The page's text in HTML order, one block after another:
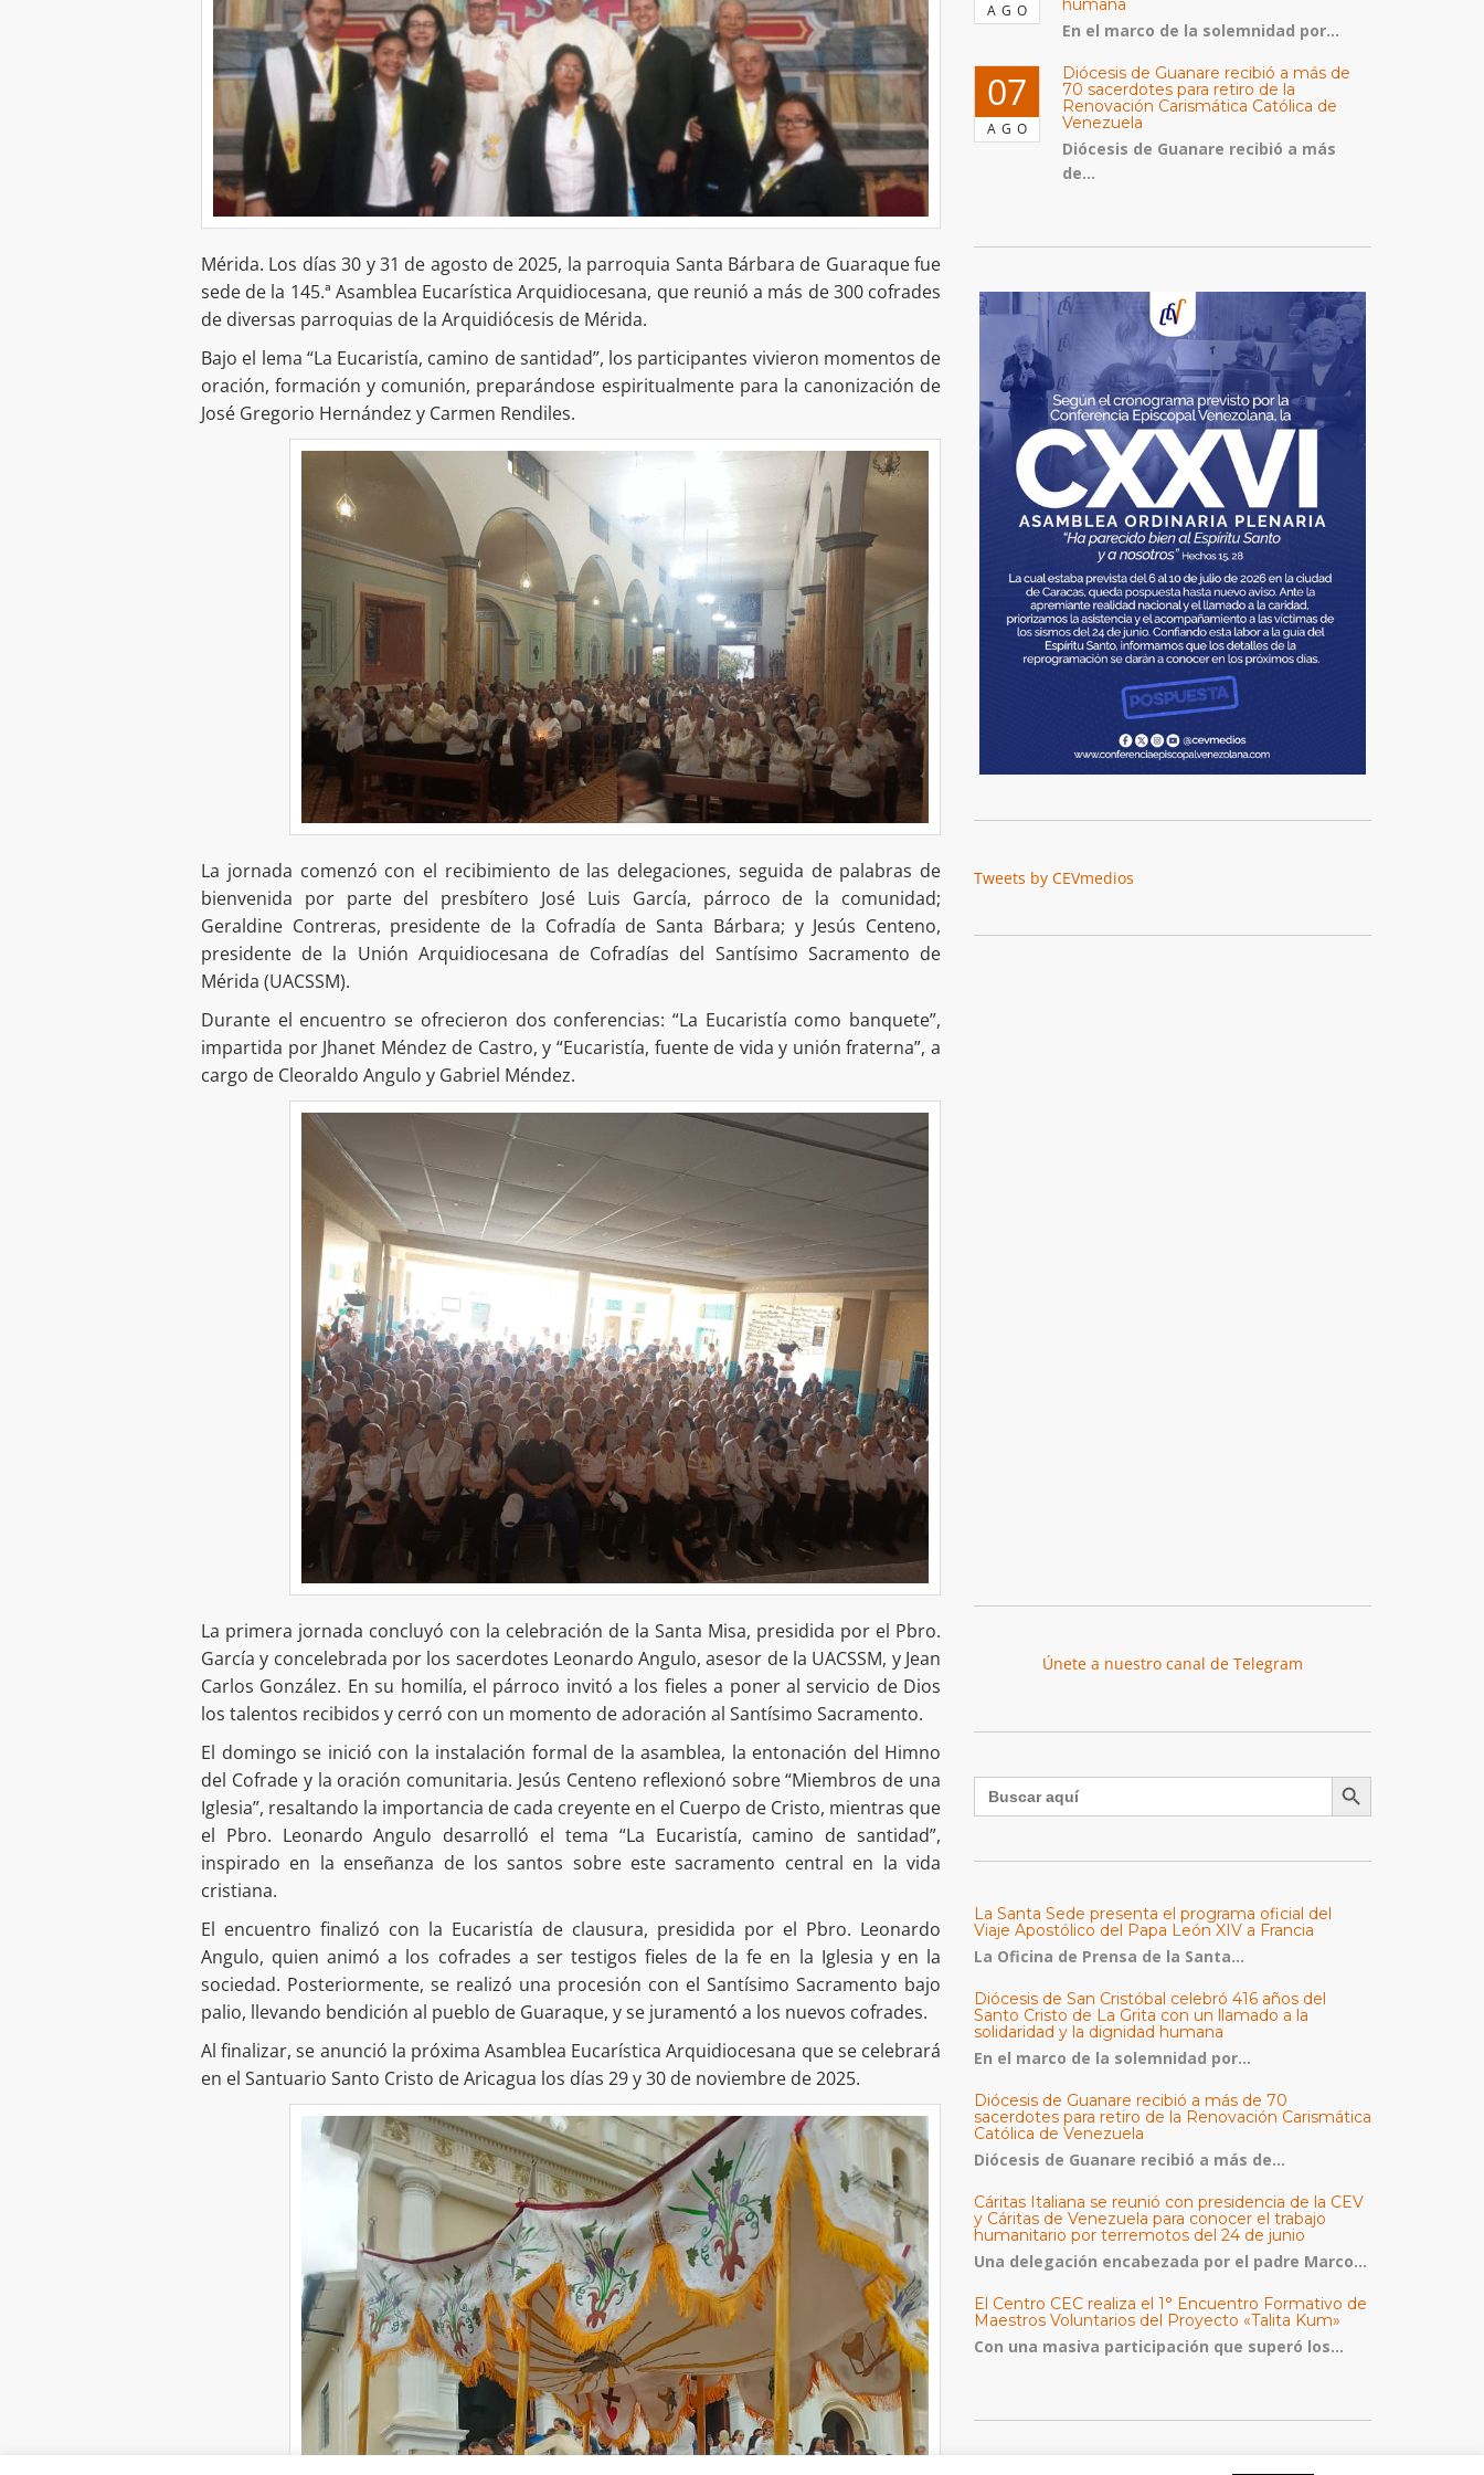
Mérida. Los días 30 y 31 de agosto de 2025, la parroquia Santa Bárbara de Guaraque fue
sede de la 145.ª Asamblea Eucarística Arquidiocesana, que reunió a más de 300 cofrades
de diversas parroquias de la Arquidiócesis de Mérida.
Bajo el lema “La Eucaristía, camino de santidad”, los participantes vivieron momentos de
oración, formación y comunión, preparándose espiritualmente para la canonización de
José Gregorio Hernández y Carmen Rendiles.
La jornada comenzó con el recibimiento de las delegaciones, seguida de palabras de
bienvenida por parte del presbítero José Luis García, párroco de la comunidad;
Geraldine Contreras, presidente de la Cofradía de Santa Bárbara; y Jesús Centeno,
presidente de la Unión Arquidiocesana de Cofradías del Santísimo Sacramento de
Mérida (UACSSM).
Durante el encuentro se ofrecieron dos conferencias: “La Eucaristía como banquete”,
impartida por Jhanet Méndez de Castro, y “Eucaristía, fuente de vida y unión fraterna”, a
cargo de Cleoraldo Angulo y Gabriel Méndez.
La primera jornada concluyó con la celebración de la Santa Misa, presidida por el Pbro.
García y concelebrada por los sacerdotes Leonardo Angulo, asesor de la UACSSM, y Jean
Carlos González. En su homilía, el párroco invitó a los fieles a poner al servicio de Dios
los talentos recibidos y cerró con un momento de adoración al Santísimo Sacramento.
El domingo se inició con la instalación formal de la asamblea, la entonación del Himno
del Cofrade y la oración comunitaria. Jesús Centeno reflexionó sobre “Miembros de una
Iglesia”, resaltando la importancia de cada creyente en el Cuerpo de Cristo, mientras que
el Pbro. Leonardo Angulo desarrolló el tema “La Eucaristía, camino de santidad”,
inspirado en la enseñanza de los santos sobre este sacramento central en la vida
cristiana.
El encuentro finalizó con la Eucaristía de clausura, presidida por el Pbro. Leonardo
Angulo, quien animó a los cofrades a ser testigos fieles de la fe en la Iglesia y en la
sociedad. Posteriormente, se realizó una procesión con el Santísimo Sacramento bajo
palio, llevando bendición al pueblo de Guaraque, y se juramentó a los nuevos cofrades.
Al finalizar, se anunció la próxima Asamblea Eucarística Arquidiocesana que se celebrará
en el Santuario Santo Cristo de Aricagua los días 29 y 30 de noviembre de 2025.
AGO humana
En el marco de la solemnidad por...
07
AGO
Diócesis de Guanare recibió a más de
70 sacerdotes para retiro de la
Renovación Carismática Católica de
Venezuela
Diócesis de Guanare recibió a más
de...
Tweets by CEVmedios
Únete a nuestro canal de Telegram
Buscar: Botón de búsqueda
La Santa Sede presenta el programa oficial del
Viaje Apostólico del Papa León XIV a Francia
La Oficina de Prensa de la Santa...
Diócesis de San Cristóbal celebró 416 años del
Santo Cristo de La Grita con un llamado a la
solidaridad y la dignidad humana
En el marco de la solemnidad por...
Diócesis de Guanare recibió a más de 70
sacerdotes para retiro de la Renovación Carismática
Católica de Venezuela
Diócesis de Guanare recibió a más de...
Cáritas Italiana se reunió con presidencia de la CEV
y Cáritas de Venezuela para conocer el trabajo
humanitario por terremotos del 24 de junio
Una delegación encabezada por el padre Marco...
El Centro CEC realiza el 1° Encuentro Formativo de
Maestros Voluntarios del Proyecto «Talita Kum»
Con una masiva participación que superó los...